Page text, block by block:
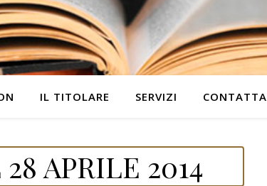
IL TITOLARE SERVIZI
APRILE 2014